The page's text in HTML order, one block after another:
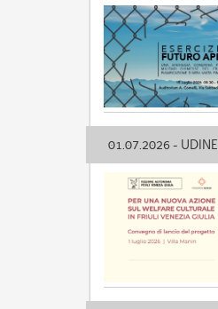
01.07.2026 - UDINE